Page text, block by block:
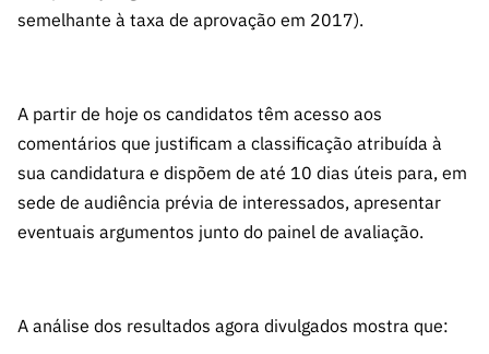
Denúncia
“Ciência +
Digital” e
“Ciência +
Capacitaç
ão”
semelhante à taxa de aprovação em 2017).
A partir de hoje os candidatos têm acesso aos
comentários que justificam a classificação atribuída à
sua candidatura e dispõem de até 10 dias úteis para, em
sede de audiência prévia de interessados, apresentar
eventuais argumentos junto do painel de avaliação.
A análise dos resultados agora divulgados mostra que: